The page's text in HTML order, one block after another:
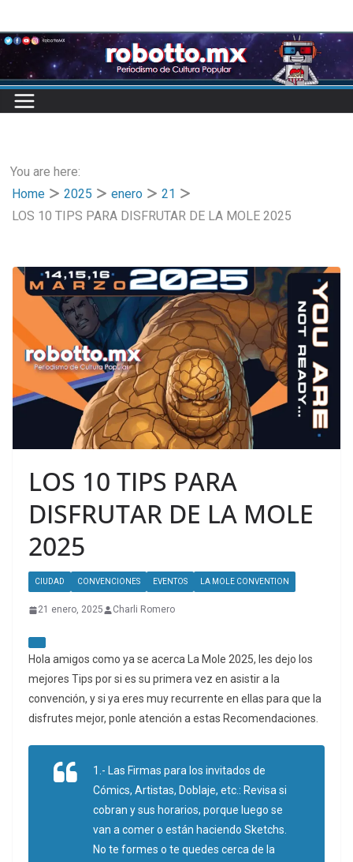
to
content
You are here:
Home
2025 enero
21
LOS 10 TIPS PARA DISFRUTAR DE LA MOLE 2025
LOS 10 TIPS PARA
DISFRUTAR DE LA MOLE
2025
CIUDAD CONVENCIONES EVENTOS LA MOLE CONVENTION
21 enero, 2025 Charli Romero
Hola amigos como ya se acerca La Mole 2025, les dejo los
mejores Tips por si es su primera vez en asistir a la
convención, y si ya eres muy recurrente en ellas para que la
disfrutes mejor, ponle atención a estas Recomendaciones.
1.- Las Firmas para los invitados de
Cómics, Artistas, Doblaje, etc.: Revisa si
cobran y sus horarios, porque luego se
van a comer o están haciendo Sketchs.
No te formes o te quedes cerca de la